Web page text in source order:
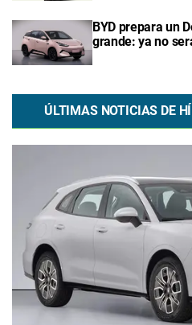
BYD prepara un
grande: ya no
ÚLTIMAS NOTICIAS DE